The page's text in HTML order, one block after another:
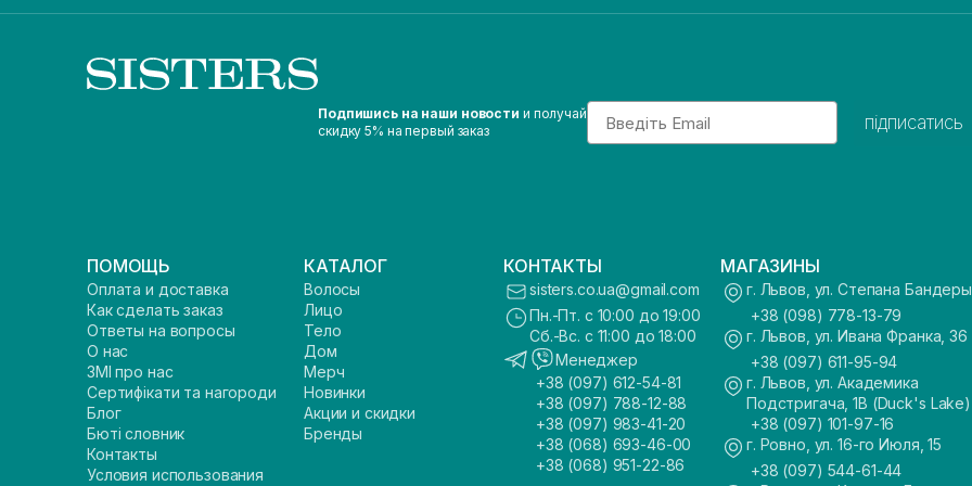
Подпишись на наши новости и получай
скидку 5% на первый заказ
Email
підписатись
ПОМОЩЬ
Оплата и доставка
Как сделать заказ
Ответы на вопросы
О нас
ЗМІ про нас
Сертифікати та нагороди
Блог
Бюті словник
Контакты
Условия использования
КАТАЛОГ
Волосы
Лицо
Тело
Дом
Мерч
Новинки
Акции и скидки
Бренды
КОНТАКТЫ
sisters.co.ua@gmail.com
Пн.-Пт. с 10:00 до 19:00
Сб.-Вс. с 11:00 до 18:00
Менеджер
+38 (097) 612-54-81
+38 (097) 788-12-88
+38 (097) 983-41-20
+38 (068) 693-46-00
+38 (068) 951-22-86
МАГАЗИНЫ
г. Львов, ул. Степана
+38 (098) 778-13-79
г. Львов, ул. Ивана Франка, 36
+38 (097) 611-95-94
г. Львов, ул. Академика
Подстригача, 1В (Duck's Lake)
+38 (097) 101-97-16
г. Ровно, ул. 16-го Июля, 15
+38 (097) 544-61-44